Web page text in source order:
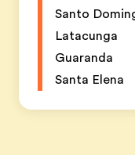
Santo
Latacunga
Guaranda
Santa Elena